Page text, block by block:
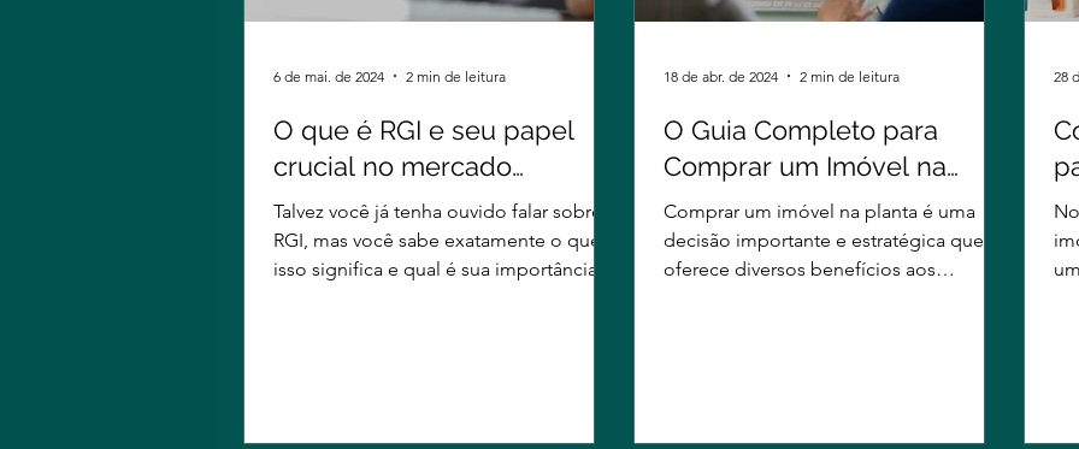
O que é RGI e seu papel
crucial no mercado
imobiliário!
Talvez você já tenha ouvido falar sobre
RGI, mas você sabe exatamente o que
isso significa e qual é sua importância
6 de mai. de 2024 2 min de leitura
O Guia Completo para
Comprar um Imóvel na
Planta: Benefícios e Passos
Essenciais
Comprar um imóvel na planta é uma
decisão importante e estratégica que
oferece diversos benefícios aos
18 de abr. de 2024 2 min de leitura 28